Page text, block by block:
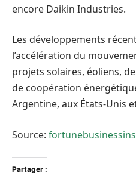
encore Daikin Industries.
Les développements
l’accélération du
projets solaires, éoliens,
de coopération
Argentine, aux États-Unis
Source:
Partager :